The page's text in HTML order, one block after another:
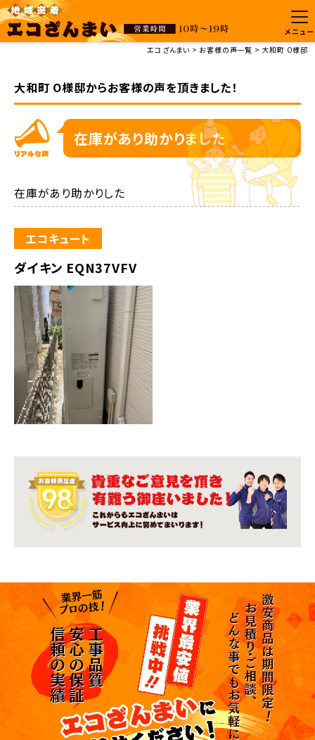
メニュー
エコざんまい
お客様の声一覧 大和町 O様邸
大和町 O様邸からお客様の声を頂きました！
在庫があり助かりました
在庫があり助かりした
エコキュート
ダイキン EQN37VFV